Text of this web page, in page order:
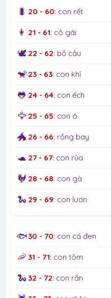
🐛 20 - 60: con rết
👩 21 - 61: cô gái
🕊️ 22 - 62: bồ câu
🐒 23 - 63: con khỉ
🐸 24 - 64: con ếch
🦅 25 - 65: con ó
🐲 26 - 66: rồng bay
🐢 27 - 67: con rùa
🐓 28 - 68: con gà
🐍 29 - 69: con lươn
🐟30 - 70: con cá đen
🦐 31 - 71: con tôm
🐍 32 - 72: con rắn